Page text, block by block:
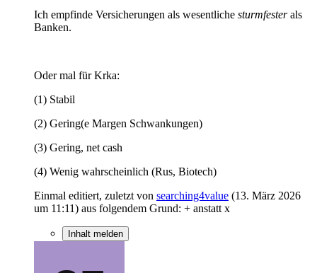
Ich empfinde Versicherungen als wesentliche sturmfesterals
Banken.
Oder mal für Krka:
(1) Stabil
(2) Gering(e Margen Schwankungen)
(3) Gering, net cash
(4) Wenig wahrscheinlich (Rus, Biotech)
Einmal editiert, zuletzt von searching4value (13. März 2026
um 11:11) aus folgendem Grund: + anstatt x
Inhalt melden